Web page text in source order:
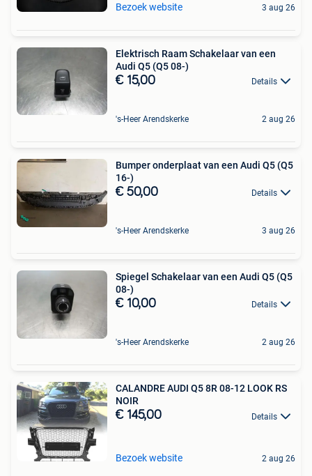
Bezoek website 3 aug 26
Elektrisch Raam Schakelaar van een
Audi Q5 (Q5 08-)
€ 15,00 Details
's-Heer Arendskerke 2 aug 26
Bumper onderplaat van een Audi Q5 (Q5
16-)
€ 50,00 Details
's-Heer Arendskerke 3 aug 26
Spiegel Schakelaar van een Audi Q5 (Q5
08-)
€ 10,00 Details
's-Heer Arendskerke 2 aug 26
CALANDRE AUDI Q5 8R 08-12 LOOK RS
NOIR
€ 145,00 Details
Bezoek website 2 aug 26